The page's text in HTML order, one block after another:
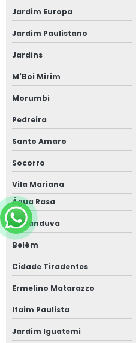
Jardim Europa
Jardim Paulistano
Jardins
M'Boi Mirim
Morumbi
Pedreira
Santo Amaro
Socorro
Vila Mariana
Água Rasa
Aricanduva
Belém
Cidade Tiradentes
Ermelino Matarazzo
Itaim Paulista
Jardim Iguatemi